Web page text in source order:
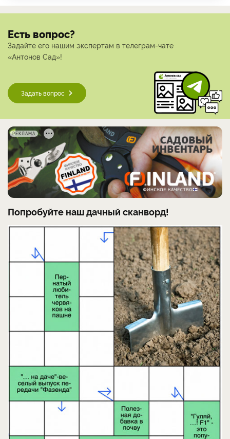
Есть вопрос?
Задайте его нашим экспертам в телеграм-чате
«Антонов Сад»!
Задать вопрос
РЕКЛАМА
Попробуйте наш дачный сканворд!